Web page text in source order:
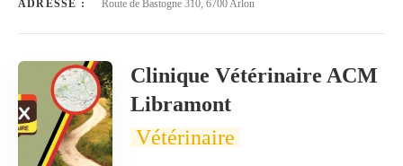
ADRESSE : Route de Bastogne 310, 6700 Arlon
Clinique Vétérinaire ACM
Libramont
Vétérinaire